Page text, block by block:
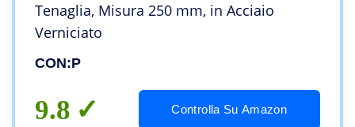
Tenaglia, Misura 250 mm, in Acciaio
Verniciato
CON:P
9.8 Controlla Su Amazon